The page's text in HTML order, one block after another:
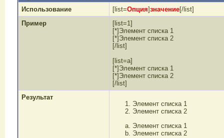
Использование [list=Опция]значение[/list]
Пример
[list=1]
[*]Элемент списка 1
[*]Элемент списка 2
[/list]
[list=a]
[*]Элемент списка 1
[*]Элемент списка 2
[/list]
Результат
Элемент списка 1
Элемент списка 2
Элемент списка 1
Элемент списка 2